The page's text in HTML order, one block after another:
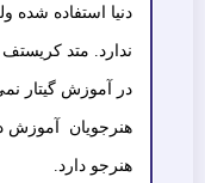
دنیا استفاده شده
ندارد. متد
در آموزش گیتار
هنرجویان آموزش
هنرجو دارد.